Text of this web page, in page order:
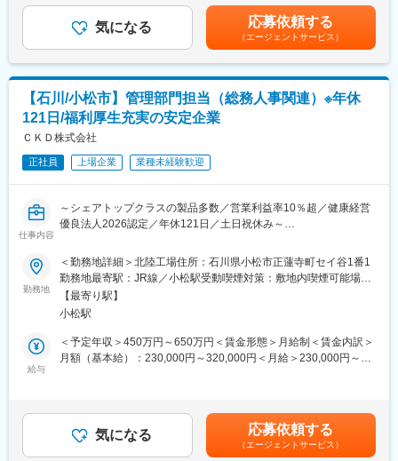
ります。年に数回程度、宿泊を伴う出張（1～2週間）が発生しま
す。
ソフト設計：2名
■入社後：
未経験の方には基礎知識を習得いただくために、参考書やWebサ
イトの活用、実技を通してスキルを身につけていただきます。丁
寧に1から育てていきますのでご安心ください。
■案件について：
工場の生産設備における搬送機器やロボットなどの重要機器をセ
ンサー状態などで監視し、より適切に制御するための電気回路を
備、下水処理プラント、自動車製造ライン、化学プラントなど幅
広い産業分野への導入実績を有しています。
変更の範囲：会社の定める業務
する可能性があります。月給(月額)は固定手当を含めた表記です。
気になる 応募依頼する
（エージェントサービス）
【石川/小松市】管理部門担当（総務人事関連）※年休
121日/福利厚生充実の安定企業
ＣＫＤ株式会社
正社員 上場企業 業種未経験歓迎
仕事内容
～シェアトップクラスの製品多数／営業利益率10％超／健康経営
優良法人2026認定／年休121日／土日祝休み～
■概要：
昨今の半導体ニーズの増加により、半導体製造装置に使用される
薬液バルブを製造する北陸工場では売上が非常に好調です。その
ため、人員の採用および工場管理を行う工場総務の担当者として
人事・総務・安全衛生業務を幅広くを担当いただく予定です。
■業務内容：
・工場見学対応：営業のお客様、行政、地域関連など
・行政・諸官庁への届出
勤務地
＜勤務地詳細＞北陸工場住所：石川県小松市正蓮寺町セイ谷1番1
勤務地最寄駅：JR線／小松駅受動喫煙対策：敷地内喫煙可能場所
あり変更の範囲：会社の定める事業所
【最寄り駅】
小松駅
給与
＜予定年収＞450万円～650万円＜賃金形態＞月給制＜賃金内訳＞
月額（基本給）：230,000円～320,000円＜月給＞230,000円～
+時間外20h+賞与賃金はあくまでも目安の金額であり、選考を通
じて上下する可能性があります。月給(月額)は固定手当を含めた表
記です。
気になる 応募依頼する
（エージェントサービス）